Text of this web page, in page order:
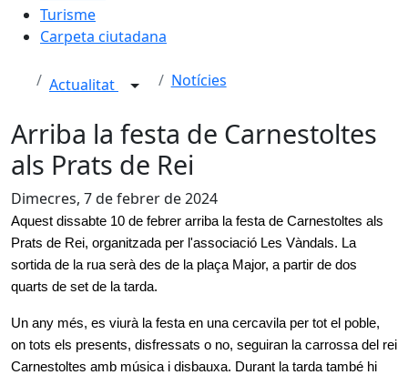
Turisme
Carpeta ciutadana
Actualitat Notícies
Arriba la festa de Carnestoltes
als Prats de Rei
Dimecres, 7 de febrer de 2024
Aquest dissabte 10 de febrer arriba la festa de Carnestoltes als
Prats de Rei, organitzada per l'associació Les Vàndals. La
sortida de la rua serà des de la plaça Major, a partir de dos
quarts de set de la tarda.
Un any més, es viurà la festa en una cercavila per tot el poble,
on tots els presents, disfressats o no, seguiran la carrossa del rei
Carnestoltes amb música i disbauxa. Durant la tarda també hi